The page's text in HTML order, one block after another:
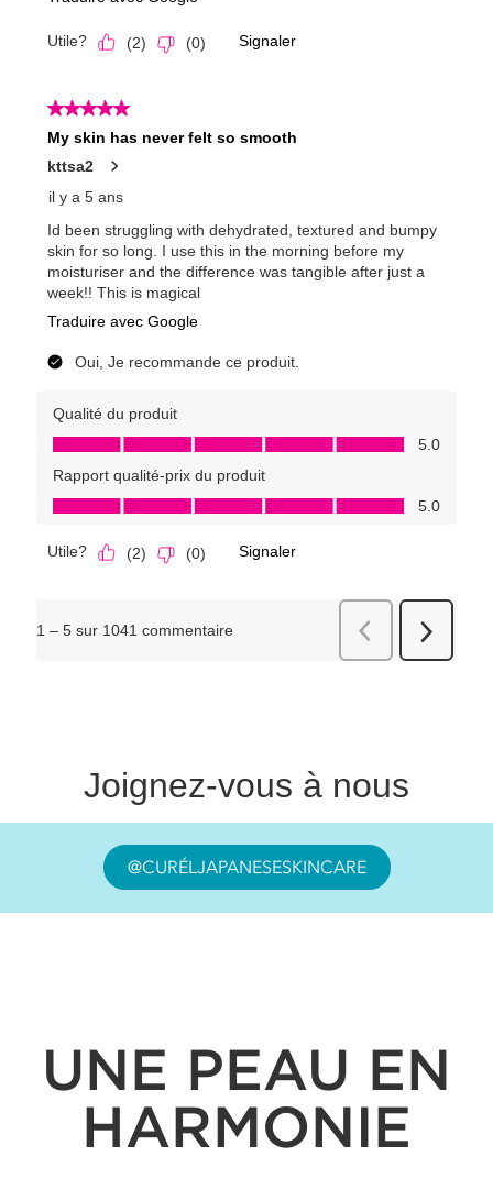
Joignez-vous à nous
@CURÉLJAPANESESKINCARE
UNE PEAU EN
HARMONIE